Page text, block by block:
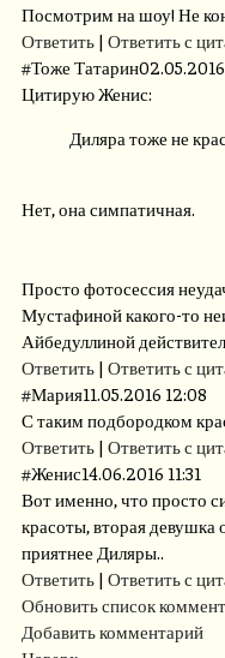
Посмотрим на шоу! Не
Ответить | Ответить с
#Тоже Татарин02.05.2016
Цитирую Женис:
Диляра тоже не
Нет, она симпатичная.
Просто фотосессия
Мустафиной какого-то
Айбедуллиной
Ответить | Ответить с
#Мария11.05.2016 12:08
С таким подбородком
Ответить | Ответить с
#Женис14.06.2016 11:31
Вот именно, что просто
красоты, вторая девушка
приятнее Диляры..
Ответить | Ответить с
Обновить список
Добавить комментарий